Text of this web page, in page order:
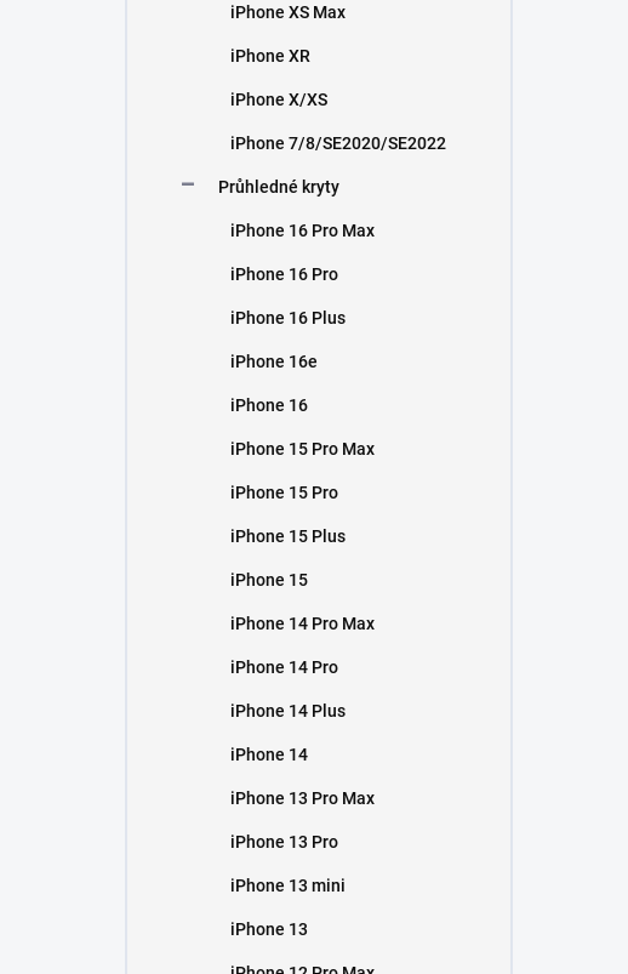
iPhone XS Max
iPhone XR
iPhone X/XS
iPhone 7/8/SE2020/SE2022
Průhledné kryty
iPhone 16 Pro Max
iPhone 16 Pro
iPhone 16 Plus
iPhone 16e
iPhone 16
iPhone 15 Pro Max
iPhone 15 Pro
iPhone 15 Plus
iPhone 15
iPhone 14 Pro Max
iPhone 14 Pro
iPhone 14 Plus
iPhone 14
iPhone 13 Pro Max
iPhone 13 Pro
iPhone 13 mini
iPhone 13